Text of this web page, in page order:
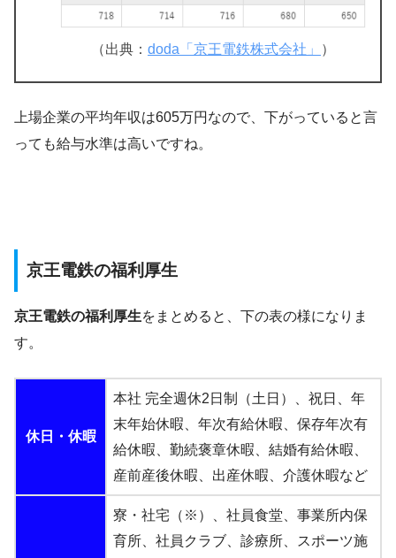
（出典： doda「京王電鉄株式会社」 ）
上場企業の平均年収は605万円なので、下がっていると言
っても給与水準は高いですね。
京王電鉄の福利厚生
京王電鉄の福利厚生をまとめると、下の表の様になりま
す。
休日・休暇
本社 完全週休2日制（土日）、祝日、年
末年始休暇、年次有給休暇、保存年次有
給休暇、勤続褒章休暇、結婚有給休暇、
産前産後休暇、出産休暇、介護休暇など
寮・社宅（※）、社員食堂、事業所内保
育所、社員クラブ、診療所、スポーツ施